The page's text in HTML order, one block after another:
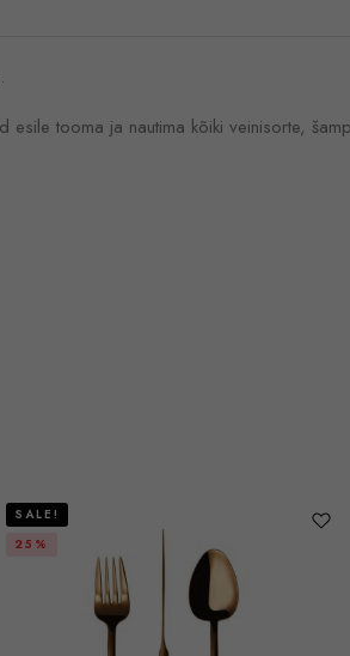
tooma ja nautima kõiki veinisorte,
SALE!
25%